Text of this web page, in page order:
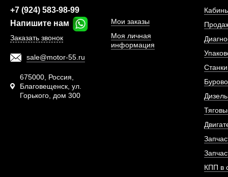
ПОД
+7 (924) 583-98-99
Напишите нам
Заказать звонок
sale@motor-55.ru
675000, Россия,
Благовещенск, ул.
Горького, дом 300
Мои заказы
Моя личная
информация
КПП в